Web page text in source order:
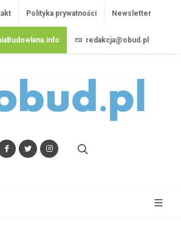
Polityka prywatności Newsletter
redakcja@obud.pl